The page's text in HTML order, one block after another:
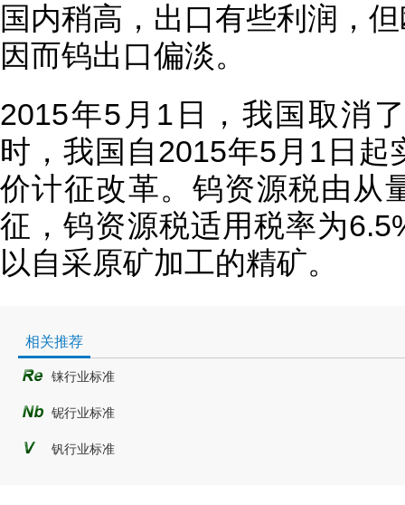
国内稍高，出口有些利润，
因而钨出口偏淡。
2015年5月1日，我国取消
时，我国自2015年5月1日
价计征改革。钨资源税由从
征，钨资源税适用税率为
以自采原矿加工的精矿。
相关推荐
铼行业标准
铌行业标准
钒行业标准